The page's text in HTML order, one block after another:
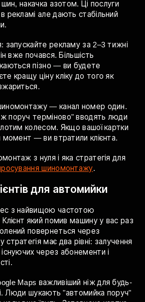
авто бізнес. Два піки
ними. Головне питання власників:
не тільки в сезон.
послугах які актуальні цілий рік:
ремонт проколів, шиномонтаж
шин, накачка азотом. Ці послуги
рекламі але дають стабільний
запускайте рекламу за 2–3 тижні
вже почався. Більшість
пізно — ви будете
поруч терміново" вводять люди
момент — ви втратили клієнта.
з нуля і яка стратегія для
просування шиномонтажу.
для автомийки
з найвищою частотою
Клієнт який помив машину у вас раз